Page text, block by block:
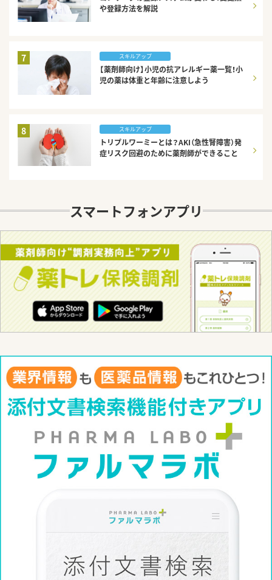
や登録方法を解説
7 スキルアップ
【薬剤師向け】小児の抗アレルギー薬一覧！小
児の薬は体重と年齢に注意しよう
8 スキルアップ
トリプルワーミーとは？AKI（急性腎障害）発
症リスク回避のために薬剤師ができること
スマートフォンアプリ